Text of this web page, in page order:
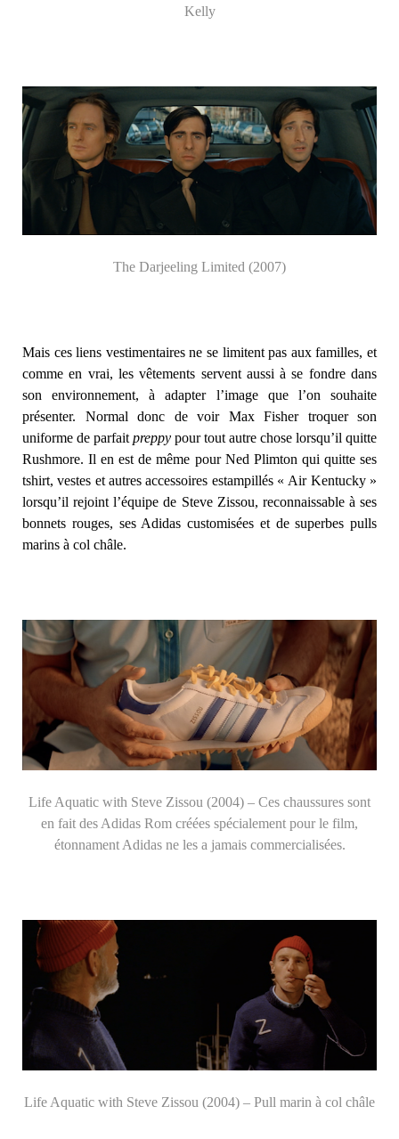
Kelly
The Darjeeling Limited (2007)
Mais ces liens vestimentaires ne se limitent pas aux familles, et
comme en vrai, les vêtements servent aussi à se fondre dans
son environnement, à adapter l’image que l’on souhaite
présenter. Normal donc de voir Max Fisher troquer son
uniforme de parfaitpreppy pour tout autre chose lorsqu’il quitte
Rushmore. Il en est de même pour Ned Plimton qui quitte ses
tshirt, vestes et autres accessoires estampillés « Air Kentucky »
lorsqu’il rejoint l’équipe de Steve Zissou, reconnaissable à ses
bonnets rouges, ses Adidas customisées et de superbes pulls
marins à col châle.
Life Aquatic with Steve Zissou (2004) – Ces chaussures sont
en fait des Adidas Rom créées spécialement pour le film,
étonnament Adidas ne les a jamais commercialisées.
Life Aquatic with Steve Zissou (2004) – Pull marin à col châle